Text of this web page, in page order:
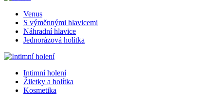
Venus
S výměnnými hlavicemi
Náhradní hlavice
Jednorázová holítka
Intimní holení
Žiletky a holítka
Kosmetika